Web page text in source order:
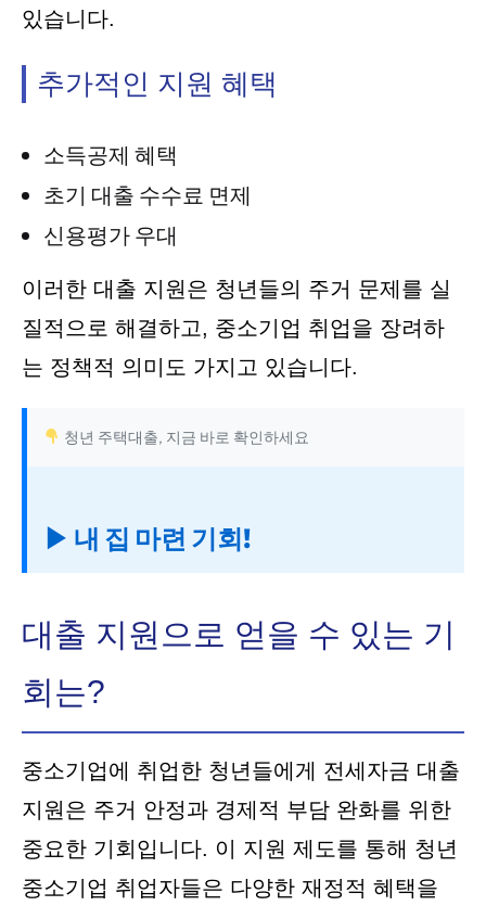
있습니다.
추가적인 지원 혜택
소득공제 혜택
초기 대출 수수료 면제
신용평가 우대
이러한 대출 지원은 청년들의 주거 문제를 실
질적으로 해결하고, 중소기업 취업을 장려하
는 정책적 의미도 가지고 있습니다.
청년 주택대출, 지금 바로 확인하세요
▶ 내 집 마련 기회!
대출 지원으로 얻을 수 있는 기
회는?
중소기업에 취업한 청년들에게 전세자금 대출
지원은 주거 안정과 경제적 부담 완화를 위한
중요한 기회입니다. 이 지원 제도를 통해 청년
중소기업 취업자들은 다양한 재정적 혜택을